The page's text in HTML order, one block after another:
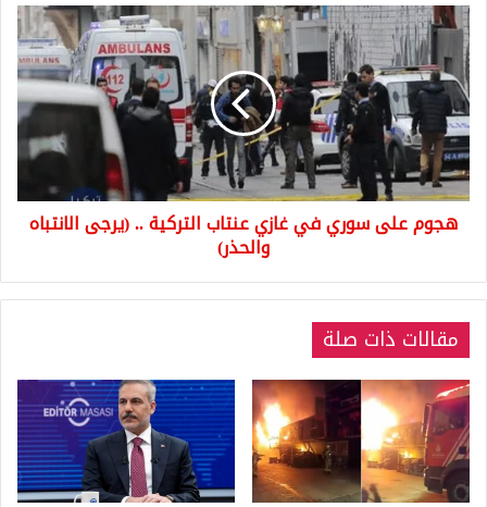
هجوم
على
سوري
في
غازي
عنتاب
التركية
..
(يرجى
الانتباه
هجوم على سوري في غازي عنتاب التركية .. (يرجى الانتباه
والحذر)
مقالات ذات صلة